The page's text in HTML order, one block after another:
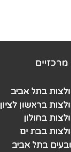
מרכזיים
בתל אביב
בראשון לציון
בחולון
בבת ים
בתל אביב